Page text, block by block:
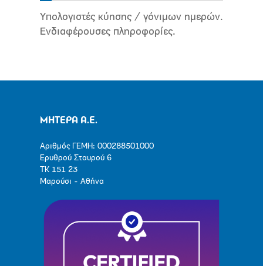
Υπολογιστές κύησης / γόνιμων ημερών.
Ενδιαφέρουσες πληροφορίες.
ΜΗΤΕΡΑ Α.Ε.
Αριθμός ΓΕΜΗ: 000288501000
Ερυθρού Σταυρού 6
ΤΚ 151 23
Μαρούσι - Αθήνα